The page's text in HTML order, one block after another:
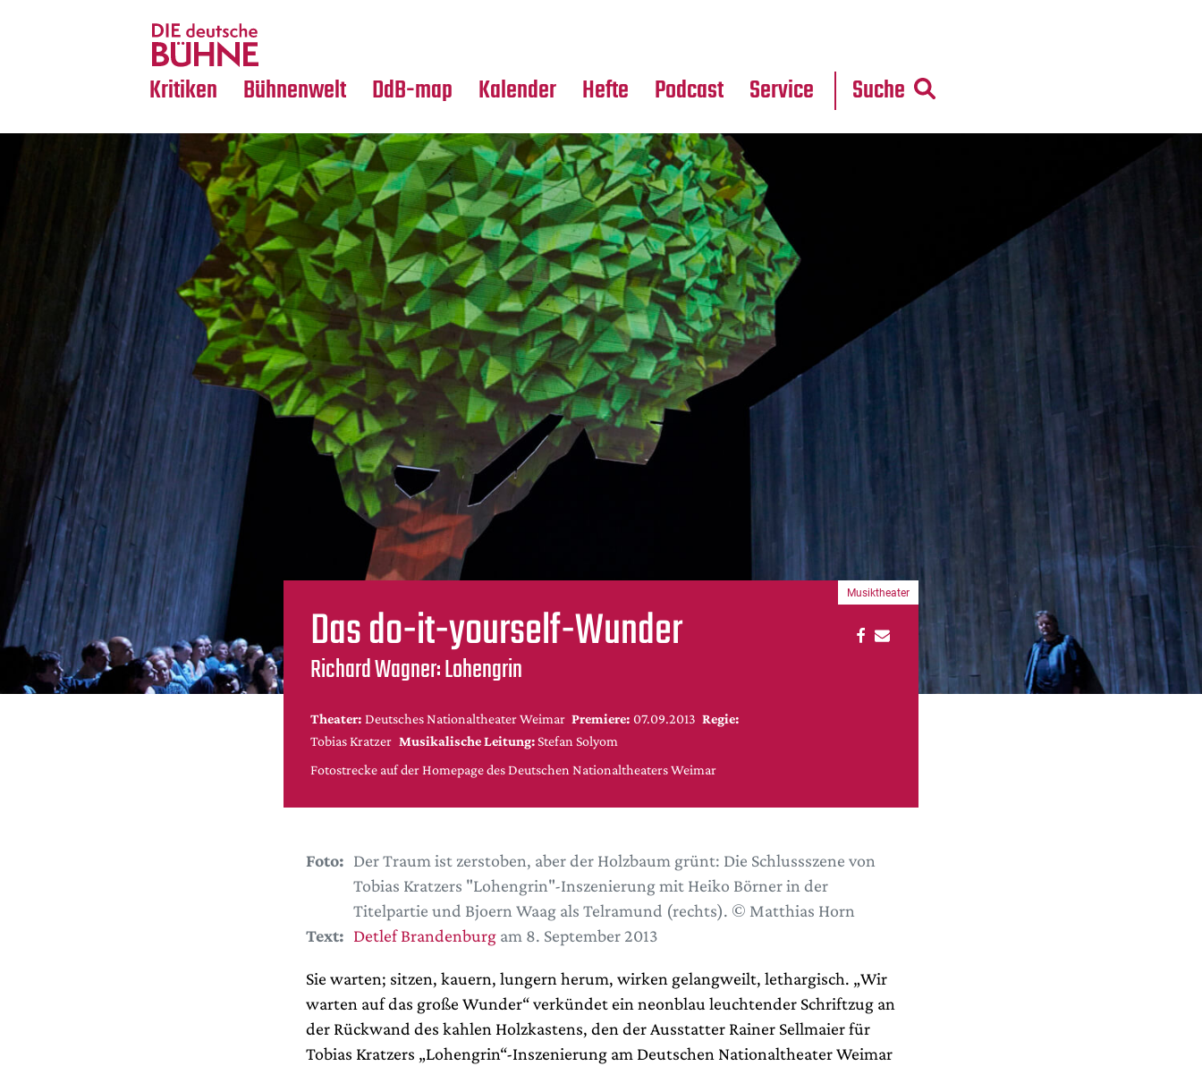
Kritiken
Crossover
Bühnenwelt
Medientipps
DdB-map Kalender Hefte Podcast Service Suche
Das do-it-yourself-Wunder
Richard Wagner: Lohengrin
Theater: Deutsches Nationaltheater Weimar Premiere: 07.09.2013 Regie:
Tobias Kratzer Musikalische Leitung: Stefan Solyom
Fotostrecke auf der Homepage des Deutschen Nationaltheaters Weimar
Musiktheater
Foto: Der Traum ist zerstoben, aber der Holzbaum grünt: Die Schlussszene von
Tobias Kratzers "Lohengrin"-Inszenierung mit Heiko Börner in der
Titelpartie und Bjoern Waag als Telramund (rechts). © Matthias Horn
Text: Detlef Brandenburgam 8. September 2013
Sie warten; sitzen, kauern, lungern herum, wirken gelangweilt, lethargisch. „Wir
warten auf das große Wunder“ verkündet ein neonblau leuchtender Schriftzug an
der Rückwand des kahlen Holzkastens, den der Ausstatter Rainer Sellmaier für
Tobias Kratzers „Lohengrin“-Inszenierung am Deutschen Nationaltheater Weimar